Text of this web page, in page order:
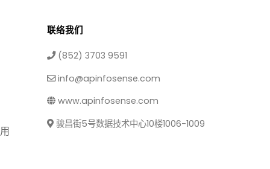
联络我们
(852) 3703 9591
info@apinfosense.com
www.apinfosense.com
骏昌街5号数据技术中心10楼1006-1009